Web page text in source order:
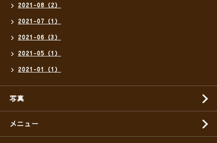
2021-08（2）
2021-07（1）
2021-06（3）
2021-05（1）
2021-01（1）
写真
メニュー